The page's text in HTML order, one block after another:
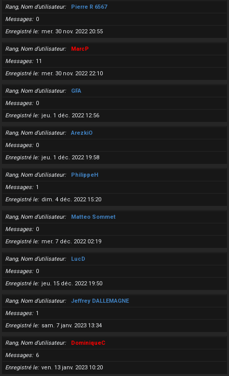
Rang, Nom d’utilisateur
Pierre R 6567
Messages
0
Enregistré le
mer. 30 nov. 2022 20:55
Rang, Nom d’utilisateur
MarcP
Messages
11
Enregistré le
mer. 30 nov. 2022 22:10
Rang, Nom d’utilisateur
GFA
Messages
0
Enregistré le
jeu. 1 déc. 2022 12:56
Rang, Nom d’utilisateur
ArezkiO
Messages
0
Enregistré le
jeu. 1 déc. 2022 19:58
Rang, Nom d’utilisateur
PhilippeH
Messages
1
Enregistré le
dim. 4 déc. 2022 15:20
Rang, Nom d’utilisateur
Matteo Sommet
Messages
0
Enregistré le
mer. 7 déc. 2022 02:19
Rang, Nom d’utilisateur
LucD
Messages
0
Enregistré le
jeu. 15 déc. 2022 19:50
Rang, Nom d’utilisateur
Jeffrey DALLEMAGNE
Messages
1
Enregistré le
sam. 7 janv. 2023 13:34
Rang, Nom d’utilisateur
DominiqueC
Messages
6
Enregistré le
ven. 13 janv. 2023 10:20